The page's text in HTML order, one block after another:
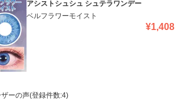
アシストシュシュ シュテラワンデー
ベルフラワーモイスト
¥1,408
ーの声(登録件数:4)